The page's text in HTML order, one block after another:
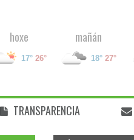
hoxe
17° 26°
mañán
18° 27°
TRANSPARENCIA